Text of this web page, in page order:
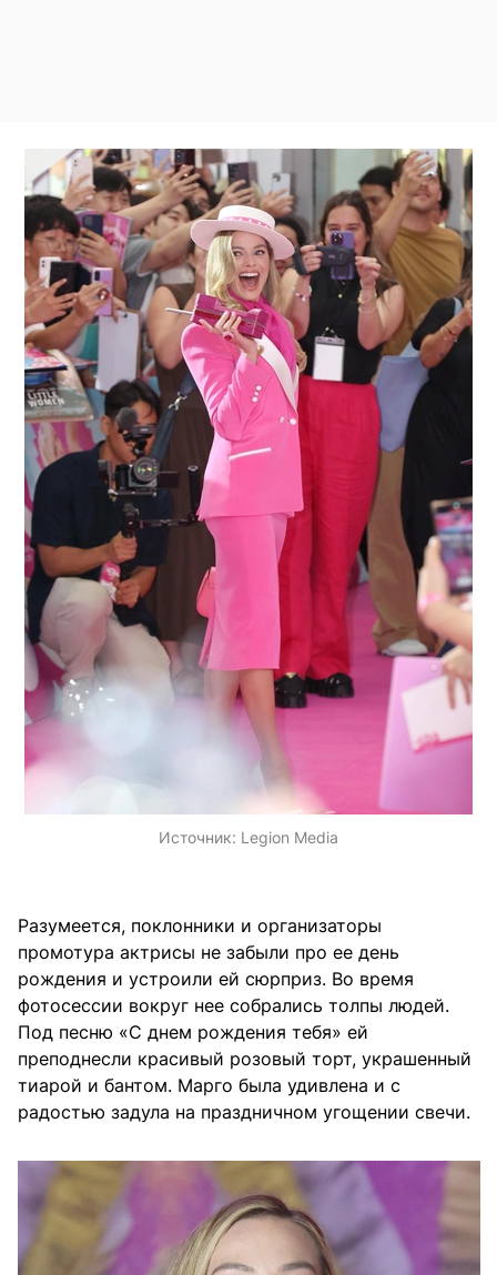
Источник: Legion Media
Разумеется, поклонники и организаторы
промотура актрисы не забыли про ее день
рождения и устроили ей сюрприз. Во время
фотосессии вокруг нее собрались толпы людей.
Под песню «С днем рождения тебя» ей
преподнесли красивый розовый торт, украшенный
тиарой и бантом. Марго была удивлена и с
радостью задула на праздничном угощении свечи.